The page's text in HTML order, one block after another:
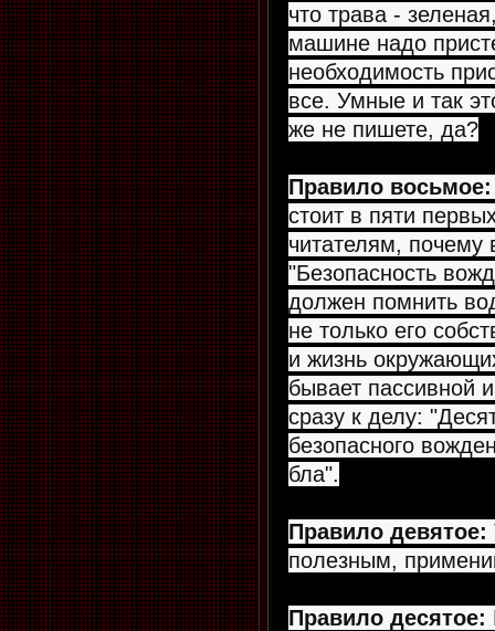
что трава -
машине надо
необходимость
все. Умные и так
же не пишете, да?
Правило восьмое:
стоит в пяти
читателям,
"Безопасность
должен помнить
не только его
и жизнь
бывает пассивной
сразу к делу:
безопасного
бла".
Правило девятое:
полезным,
Правило десятое: